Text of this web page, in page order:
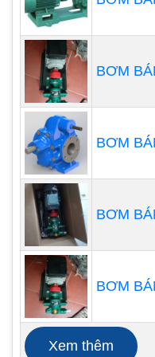
Một máy bơm màng
lớn vật liệu ở áp
bơm này thường
BƠM
BƠM
BƠM
BƠM
Xem thêm